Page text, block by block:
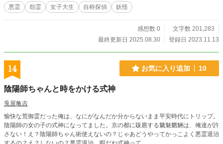
悪霊 怨霊 女子大生 自称探偵 妖怪
感想数 0
文字数 201,283
最終更新日 2025.08.30
登録日 2023.11.13
14 お気に入り追加 10
陰陽師ちゃんと時をかける式神
兎屋亀吉
愉快な荒御霊だった俺は、なにがなんだか分からないまま平安時代にトリップ。
陰陽師の女の子の式神になってました。京の都に跋扈する魑魅魍魎は、俺達が許
さない！え？陰陽師ちゃん術使えないの？じゃあどうやってかっこよく悪霊退治